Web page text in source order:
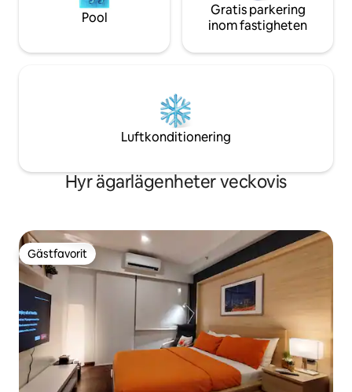
Pool
Gratis parkering
inom fastigheten
Luftkonditionering
Hyr ägarlägenheter veckovis
Gästfavorit
Gästfavorit